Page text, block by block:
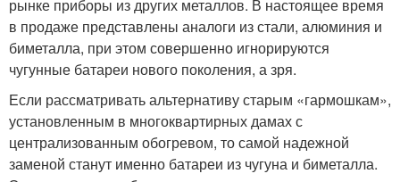
рынке приборы из других металлов. В настоящее время
в продаже представлены аналоги из стали, алюминия и
биметалла, при этом совершенно игнорируются
чугунные батареи нового поколения, а зря.
Если рассматривать альтернативу старым «гармошкам»,
установленным в многоквартирных дамах с
централизованным обогревом, то самой надежной
заменой станут именно батареи из чугуна и биметалла.